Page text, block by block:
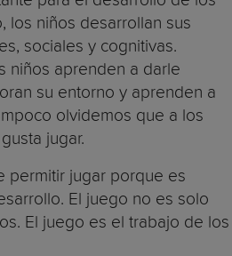
los niños desarrollan sus
sociales y cognitivas.
niños aprenden a darle
su entorno y aprenden a
olvidemos que a los
jugar.
permitir jugar porque es
El juego no es solo
El juego es el trabajo de los